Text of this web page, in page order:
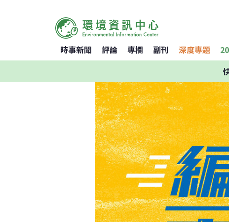
時事新聞 評論 專欄 副刊 深度專題